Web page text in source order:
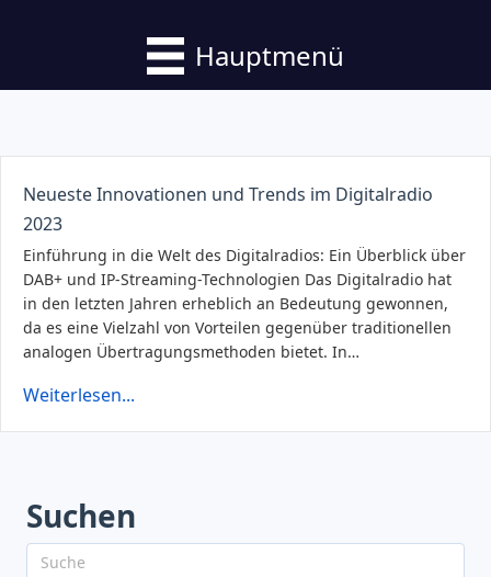
Hauptmenü
Neueste Innovationen und Trends im Digitalradio
2023
Einführung in die Welt des Digitalradios: Ein Überblick über
DAB+ und IP-Streaming-Technologien Das Digitalradio hat
in den letzten Jahren erheblich an Bedeutung gewonnen,
da es eine Vielzahl von Vorteilen gegenüber traditionellen
analogen Übertragungsmethoden bietet. In…
Weiterlesen...
Suchen